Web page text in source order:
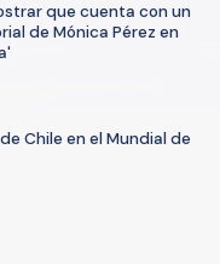
que cuenta con un
de Mónica Pérez en
Chile en el Mundial de